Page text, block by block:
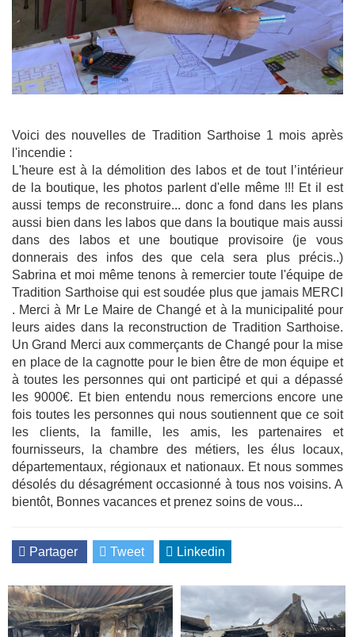
Voici des nouvelles de Tradition Sarthoise 1 mois après
l'incendie :
L'heure est à la démolition des labos et de tout l’intérieur
de la boutique, les photos parlent d'elle même !!! Et il est
aussi temps de reconstruire... donc a fond dans les plans
aussi bien dans les labos que dans la boutique mais aussi
dans des labos et une boutique provisoire (je vous
donnerais des infos des que cela sera plus précis..)
Sabrina et moi même tenons à remercier toute l'équipe de
Tradition Sarthoise qui est soudée plus que jamais MERCI
. Merci à Mr Le Maire de Changé et à la municipalité pour
leurs aides dans la reconstruction de Tradition Sarthoise.
Un Grand Merci aux commerçants de Changé pour la mise
en place de la cagnotte pour le bien être de mon équipe et
à toutes les personnes qui ont participé et qui a dépassé
les 9000€. Et bien entendu nous remercions encore une
fois toutes les personnes qui nous soutiennent que ce soit
les clients, la famille, les amis, les partenaires et
fournisseurs, la chambre des métiers, les élus locaux,
départementaux, régionaux et nationaux. Et nous sommes
désolés du désagrément occasionné à tous nos voisins. A
bientôt, Bonnes vacances et prenez soins de vous...
Partager Tweet Linkedin